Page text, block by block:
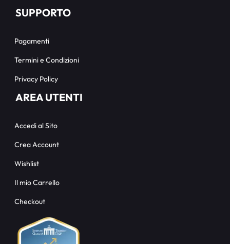
SUPPORTO
Pagamenti
Termini e Condizioni
Privacy Policy
AREA UTENTI
Accedi al Sito
Crea Account
Wishlist
Il mio Carrello
Checkout